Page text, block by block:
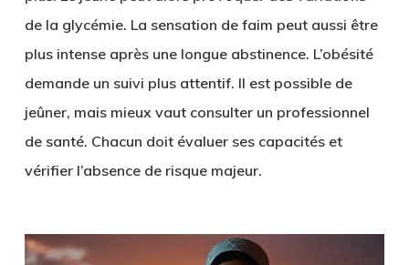
de la glycémie. La sensation de faim peut aussi être
plus intense après une longue abstinence. L’obésité
demande un suivi plus attentif. Il est possible de
jeûner, mais mieux vaut consulter un professionnel
de santé. Chacun doit évaluer ses capacités et
vérifier l’absence de risque majeur.